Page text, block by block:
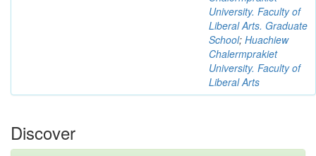
University. Faculty of
Liberal Arts. Graduate
School; Huachiew
Chalermprakiet
University. Faculty of
Liberal Arts
Discover